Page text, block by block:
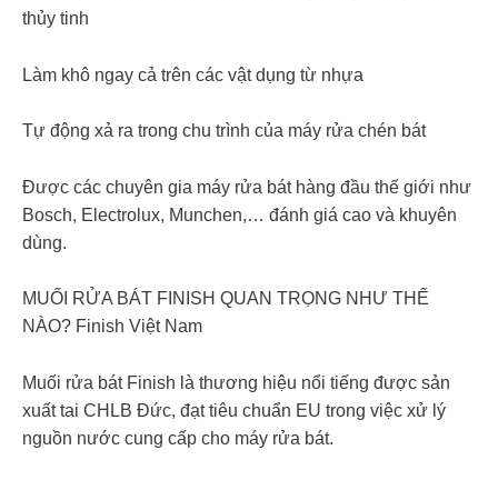
thủy tinh
Làm khô ngay cả trên các vật dụng từ nhựa
Tự động xả ra trong chu trình của máy rửa chén bát
Được các chuyên gia máy rửa bát hàng đầu thế giới như
Bosch, Electrolux, Munchen,… đánh giá cao và khuyên
dùng.
MUỐI RỬA BÁT FINISH QUAN TRỌNG NHƯ THẾ
NÀO? Finish Việt Nam
Muối rửa bát Finish là thương hiệu nổi tiếng được sản
xuất tai CHLB Đức, đạt tiêu chuẩn EU trong việc xử lý
nguồn nước cung cấp cho máy rửa bát.